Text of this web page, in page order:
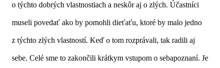
o týchto dobrých vlastnostiach a neskôr aj o zlých. Účastníci
museli povedať ako by pomohli dieťaťu, ktoré by malo jedno
z týchto zlých vlastností. Keď o tom rozprávali, tak radili aj
sebe. Celé sme to zakončili krátkym vstupom o sebapoznaní. Je